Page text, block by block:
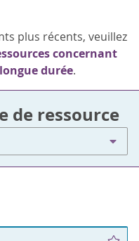
plus récents, veuillez
concernant
durée.
de ressource